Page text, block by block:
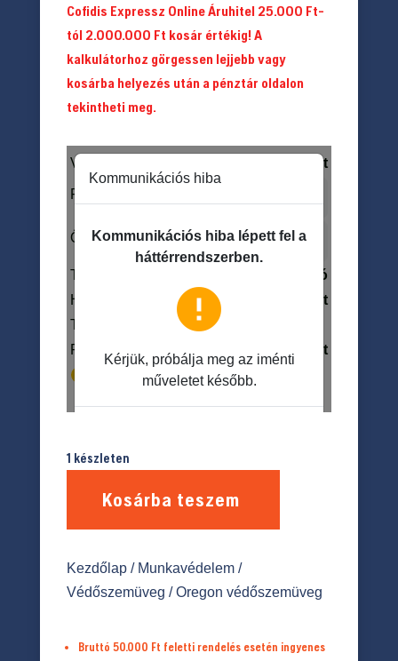
Cofidis Expressz Online Áruhitel 25.000 Ft-
tól 2.000.000 Ft kosár értékig! A
kalkulátorhoz görgessen lejjebb vagy
kosárba helyezés után a pénztár oldalon
tekintheti meg.
1 készleten
Kosárba teszem
Kezdőlap/ Munkavédelem/
Védőszemüveg / Oregon védőszemüveg
Bruttó 50.000 Ft feletti rendelés esetén ingyenes